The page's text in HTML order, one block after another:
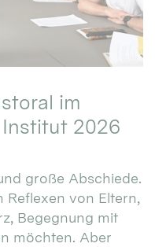
im
2026
große Abschiede.
Reflexen von Eltern,
Begegnung mit
möchten. Aber